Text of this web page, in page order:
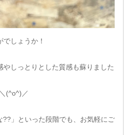
でしょうか！
しっとりとした質感も蘇りました
＼(^o^)／
??」といった段階でも、お気軽にご